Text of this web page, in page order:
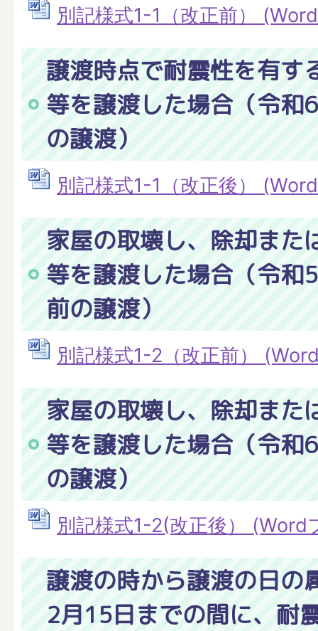
別記様式1-1（改正前）
譲渡時点で耐震性を有す
等を譲渡した場合（令和
の譲渡）
別記様式1-1（改正後）
家屋の取壊し、除却また
等を譲渡した場合（令和
前の譲渡）
別記様式1-2（改正前）
家屋の取壊し、除却また
等を譲渡した場合（令和
の譲渡）
別記様式1-2(改正後） (Word
譲渡の時から譲渡の日の
2月15日までの間に、耐